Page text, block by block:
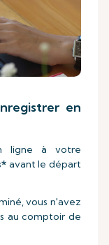
en
ligne à votre
avant le départ
vous n'avez
au comptoir de